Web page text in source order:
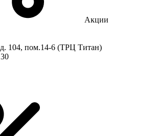
Акции
104, пом.14-6 (ТРЦ Титан)